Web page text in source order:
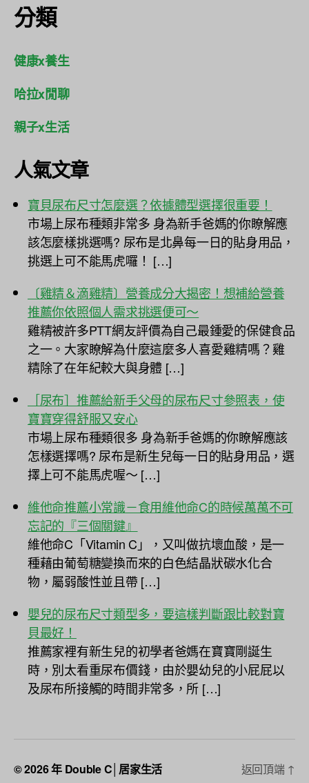
分類
健康x養生
哈拉x閒聊
親子x生活
人氣文章
寶貝尿布尺寸怎麼選？依據體型選擇很重要！
市場上尿布種類非常多 身為新手爸媽的你瞭解應
該怎麼樣挑選嗎? 尿布是北鼻每一日的貼身用品，
挑選上可不能馬虎囉！ […]
〔雞精＆滴雞精〕營養成分大揭密！想補給營養
推薦你依照個人需求挑選便可～
雞精被許多PTT網友評價為自己最鍾愛的保健食品
之一。大家瞭解為什麼這麼多人喜愛雞精嗎？雞
精除了在年紀較大與身體 […]
［尿布］推薦給新手父母的尿布尺寸參照表，使
寶寶穿得舒服又安心
市場上尿布種類很多 身為新手爸媽的你瞭解應該
怎樣選擇嗎? 尿布是新生兒每一日的貼身用品，選
擇上可不能馬虎喔～ […]
維他命推薦小常識－食用維他命C的時候萬萬不可
忘記的『三個關鍵』
維他命C「Vitamin C」，又叫做抗壞血酸，是一
種藉由葡萄糖變換而來的白色結晶狀碳水化合
物，屬弱酸性並且帶 […]
嬰兒的尿布尺寸類型多，要這樣判斷跟比較對寶
貝最好！
推薦家裡有新生兒的初學者爸媽在寶寶剛誕生
時，別太看重尿布價錢，由於嬰幼兒的小屁屁以
及尿布所接觸的時間非常多，所 […]
© 2026 年 Double C│居家生活 返回頂端 ↑